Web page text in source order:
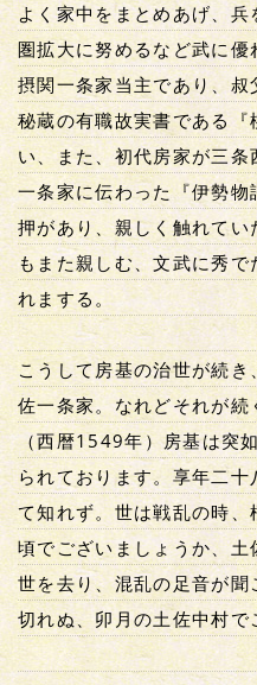
よく家中をまとめあげ、
圏拡大に努めるなど武に
摂関一条家当主であり、
秘蔵の有職故実書である
い、また、初代房家が三
一条家に伝わった『伊勢
押があり、親しく触れて
もまた親しむ、文武に秀
れまする。
こうして房基の治世が続
佐一条家。なれどそれが
（西暦1549年）房基は突
られております。享年二
て知れず。世は戦乱の時
頃でございましょうか、
世を去り、混乱の足音が
切れぬ、卯月の土佐中村